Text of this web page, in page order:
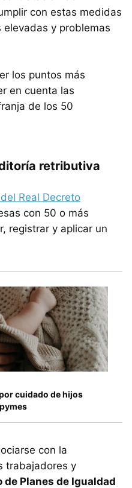
con estas medidas
elevadas y problemas
los puntos más
en cuenta las
de los 50
retributiva
Real Decreto
con 50 o más
registrar y aplicar un
cuidado de hijos
con la
trabajadores y
de Planes de Igualdad